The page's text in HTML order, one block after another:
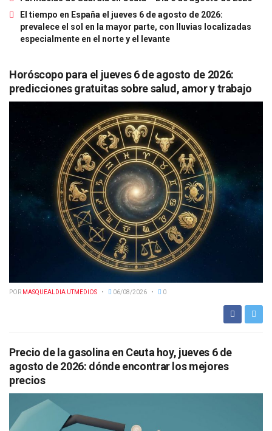
El tiempo en España el jueves 6 de agosto de 2026:
prevalece el sol en la mayor parte, con lluvias localizadas
especialmente en el norte y el levante
Horóscopo para el jueves 6 de agosto de 2026:
predicciones gratuitas sobre salud, amor y trabajo
POR MASQUEALDIA UTMEDIOS 06/08/2026 0
Precio de la gasolina en Ceuta hoy, jueves 6 de
agosto de 2026: dónde encontrar los mejores
precios